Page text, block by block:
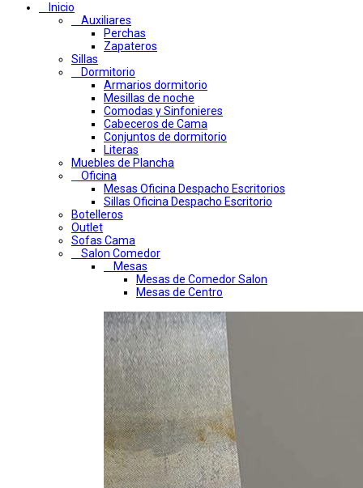
Inicio
Auxiliares
Perchas
Zapateros
Sillas
Dormitorio
Armarios dormitorio
Mesillas de noche
Comodas y Sinfonieres
Cabeceros de Cama
Conjuntos de dormitorio
Literas
Muebles de Plancha
Oficina
Mesas Oficina Despacho Escritorios
Sillas Oficina Despacho Escritorio
Botelleros
Outlet
Sofas Cama
Salon Comedor
Mesas
Mesas de Comedor Salon
Mesas de Centro